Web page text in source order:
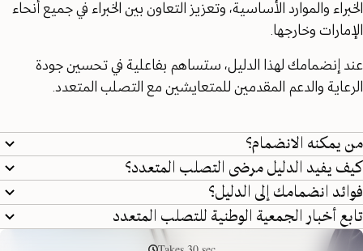
الخبراء والموارد الأساسية، وتعزيز التعاون بين الخبراء في جميع أنحاء
الإمارات وخارجها.
عند إنضمامك لهذا الدليل، ستساهم بفاعلية في تحسين جودة
الرعاية والدعم المقدمين للمتعايشين مع التصلب المتعدد.
من يمكنه الانضمام؟
كيف يفيد الدليل مرضى التصلب المتعدد؟
فوائد انضمامك إلى الدليل؟
تابع أخبار الجمعية الوطنية للتصلب المتعدد